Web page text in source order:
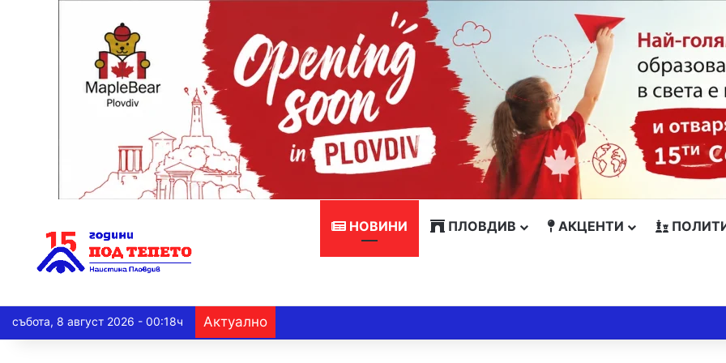
НОВИНИ ПЛОВДИВ АКЦЕНТИ
събота, 8 август 2026 - 00:18ч Актуално